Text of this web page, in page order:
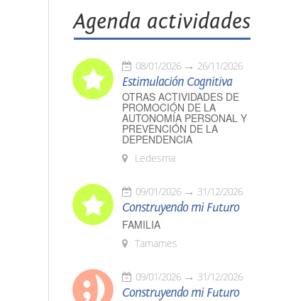
Agenda actividades
08/01/2026 26/11/2026
Estimulación Cognitiva
OTRAS ACTIVIDADES DE
PROMOCIÓN DE LA
AUTONOMÍA PERSONAL Y
PREVENCIÓN DE LA
DEPENDENCIA
Ledesma
09/01/2026 31/12/2026
Construyendo mi Futuro
FAMILIA
Tamames
09/01/2026 31/12/2026
Construyendo mi Futuro